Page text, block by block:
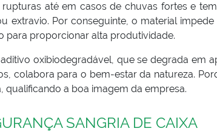
até em casos de chuvas fortes e
extravio. Por conseguinte, o material
proporcionar alta produtividade.
oxibiodegradável, que se degrada em
colabora para o bem-estar da natureza.
a boa imagem da empresa.
SANGRIA DE CAIXA